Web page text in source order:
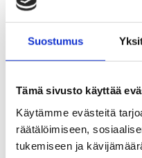
Suostumus
Tämä sivusto käyttää
Käytämme evästeitä
räätälöimiseen,
tukemiseen ja
Yhteistyöverkosto
Palvelut
Energiansäästö
Kulutuksen
Laskutus
Muuttajalle